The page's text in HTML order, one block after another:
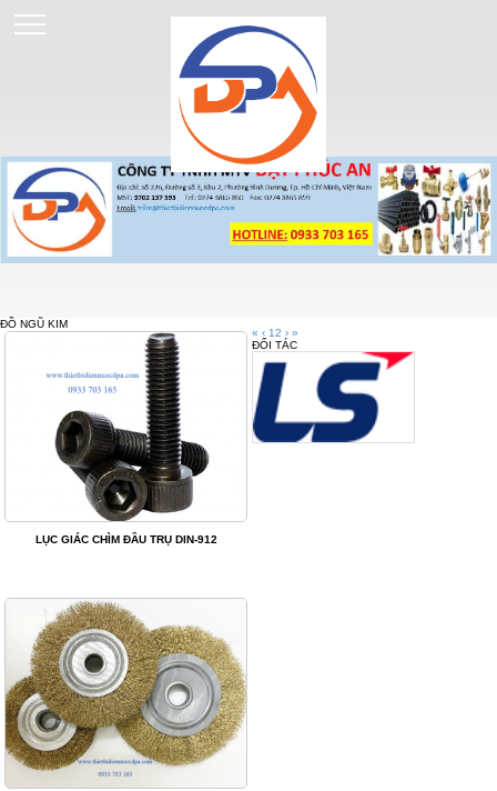
ĐỒ NGŨ KIM
LỤC GIÁC CHÌM ĐẦU TRỤ DIN-912
« ‹ 12 › »
ĐỐI TÁC